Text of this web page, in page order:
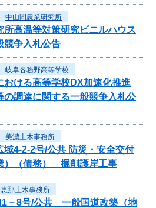
中山間農業研究所
所高温等対策研究ビニルハウス
競争入札公告
岐阜各務野高等学校
おける高等学校DX加速化推進
の調達に関する一般競争入札公
美濃土木事務所
域4-2-2号/公共 防災・安全交付
）（債務） 掘削護岸工事
恵那土木事務所
－8号/公共 一般国道改築（地